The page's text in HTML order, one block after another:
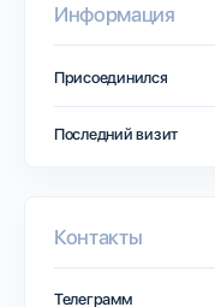
Информация
Присоединился
Последний визит
Контакты
Телеграмм